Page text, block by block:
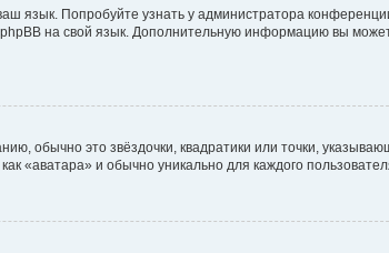
язык. Попробуйте узнать у администратора
на свой язык. Дополнительную информацию вы
обычно это звёздочки, квадратики или точки,
«аватара» и обычно уникально для каждого